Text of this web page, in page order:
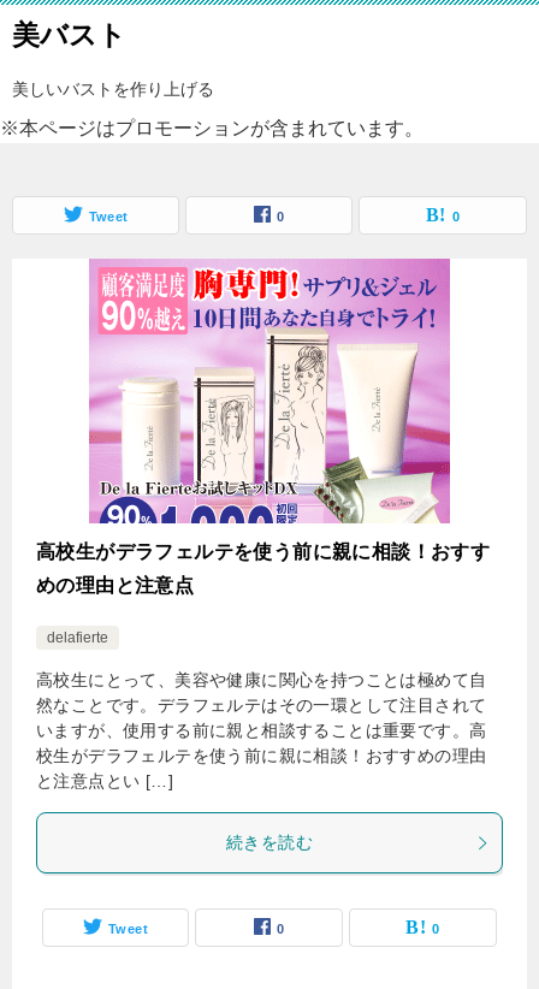
美バスト
美しいバストを作り上げる
※本ページはプロモーションが含まれています。
Tweet 0 0
高校生がデラフェルテを使う前に親に相談！おすす
めの理由と注意点
delafierte
高校生にとって、美容や健康に関心を持つことは極めて自
然なことです。デラフェルテはその一環として注目されて
いますが、使用する前に親と相談することは重要です。高
校生がデラフェルテを使う前に親に相談！おすすめの理由
と注意点とい […]
続きを読む
Tweet 0 0